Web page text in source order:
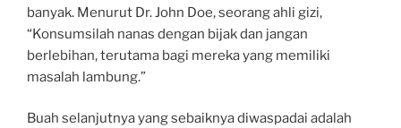
banyak. Menurut Dr. John Doe, seorang ahli gizi,
“Konsumsilah nanas dengan bijak dan jangan
berlebihan, terutama bagi mereka yang memiliki
masalah lambung.”
Buah selanjutnya yang sebaiknya diwaspadai adalah